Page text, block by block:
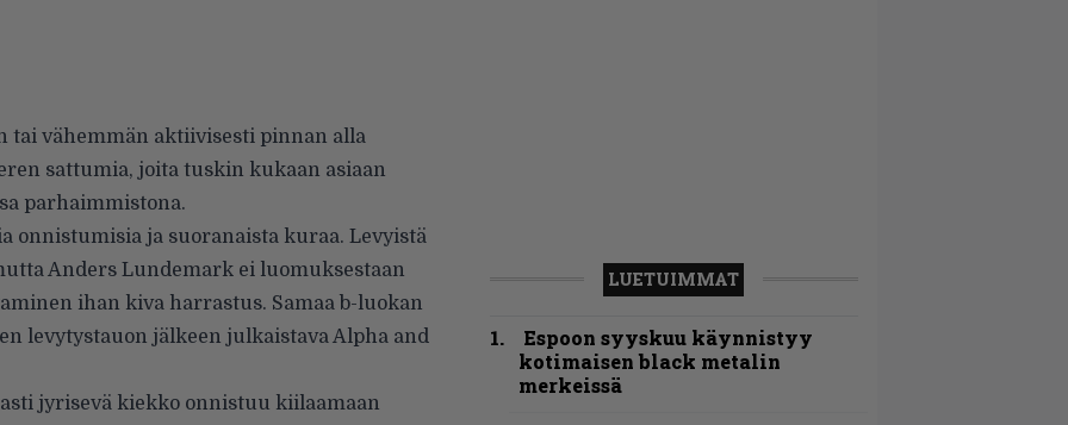
tai vähemmän aktiivisesti pinnan alla
sattumia, joita tuskin kukaan asiaan
parhaimmistona.
onnistumisia ja suoranaista kuraa. Levyistä
Anders Lundemark ei luomuksestaan
ihan kiva harrastus. Samaa b-luokan
levytystauon jälkeen julkaistava Alpha and
jyrisevä kiekko onnistuu kiilaamaan
LUETUIMMAT
Espoon syyskuu käynnistyy
kotimaisen black metalin
merkeissä